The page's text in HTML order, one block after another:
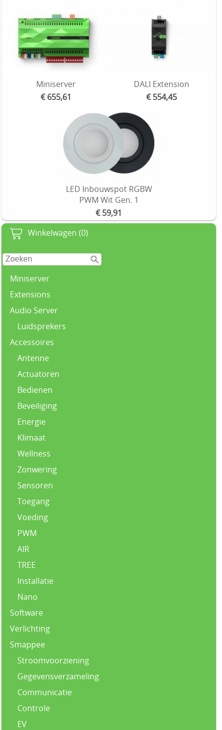
Winkelwagen (0)
Miniserver
Extensions
Audio Server
Luidsprekers
Accessoires
Antenne
Actuatoren
Bedienen
Beveiliging
Energie
Klimaat
Wellness
Zonwering
Sensoren
Toegang
Voeding
PWM
AIR
TREE
Installatie
Nano
Software
Verlichting
Smappee
Stroomvoorziening
Gegevensverzameling
Communicatie
Controle
EV
Miniserver
€ 655,61
DALI Extension
€ 554,45
LED Inbouwspot RGBW
PWM Wit Gen. 1
€ 59,91